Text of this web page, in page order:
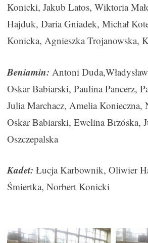
Konicki, Jakub Latos, Wiktoria
Hajduk, Daria Gniadek, Michał
Konicka, Agnieszka Trojanowska,
Beniamin: Antoni
Oskar Babiarski, Paulina Pancerz,
Julia Marchacz, Amelia Konieczna,
Oskar Babiarski, Ewelina Brzóska,
Oszczepalska
Kadet: Łucja Karbownik, Oliwier
Śmiertka, Norbert Konicki